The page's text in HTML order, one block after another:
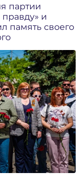
партии
и
память своего